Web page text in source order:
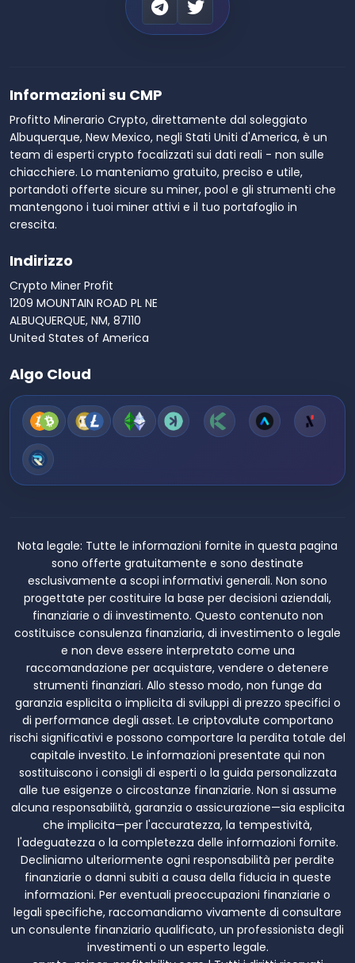
Informazioni su CMP
Profitto Minerario Crypto, direttamente dal soleggiato
Albuquerque, New Mexico, negli Stati Uniti d'America, è un
team di esperti crypto focalizzati sui dati reali - non sulle
chiacchiere. Lo manteniamo gratuito, preciso e utile,
portandoti offerte sicure su miner, pool e gli strumenti che
mantengono i tuoi miner attivi e il tuo portafoglio in
crescita.
Indirizzo
Crypto Miner Profit
1209 MOUNTAIN ROAD PL NE
ALBUQUERQUE, NM, 87110
United States of America
Algo Cloud
Nota legale: Tutte le informazioni fornite in questa pagina
sono offerte gratuitamente e sono destinate
esclusivamente a scopi informativi generali. Non sono
progettate per costituire la base per decisioni aziendali,
finanziarie o di investimento. Questo contenuto non
costituisce consulenza finanziaria, di investimento o legale
e non deve essere interpretato come una
raccomandazione per acquistare, vendere o detenere
strumenti finanziari. Allo stesso modo, non funge da
garanzia esplicita o implicita di sviluppi di prezzo specifici o
di performance degli asset. Le criptovalute comportano
rischi significativi e possono comportare la perdita totale del
capitale investito. Le informazioni presentate qui non
sostituiscono i consigli di esperti o la guida personalizzata
alle tue esigenze o circostanze finanziarie. Non si assume
alcuna responsabilità, garanzia o assicurazione—sia esplicita
che implicita—per l'accuratezza, la tempestività,
l'adeguatezza o la completezza delle informazioni fornite.
Decliniamo ulteriormente ogni responsabilità per perdite
finanziarie o danni subiti a causa della fiducia in queste
informazioni. Per eventuali preoccupazioni finanziarie o
legali specifiche, raccomandiamo vivamente di consultare
un consulente finanziario qualificato, un professionista degli
investimenti o un esperto legale.